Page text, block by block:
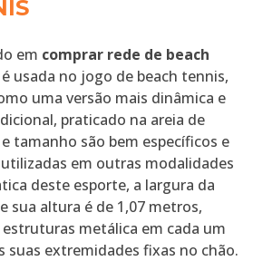
em comprar rede de beach
usada no jogo de beach tennis,
uma versão mais dinâmica e
praticado na areia de
tamanho são bem específicos e
em outras modalidades
deste esporte, a largura da
sua altura é de 1,07 metros,
metálica em cada um
suas extremidades fixas no chão.